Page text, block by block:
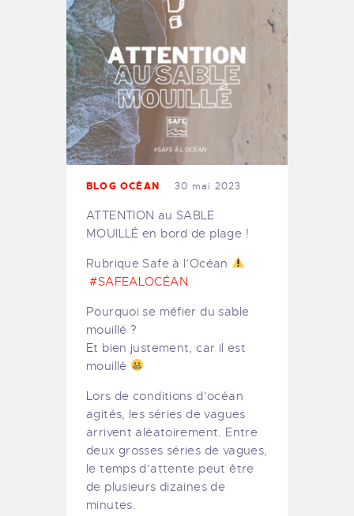
BLOG OCÉAN 30 mai 2023
ATTENTION au SABLE
MOUILLÉ en bord de plage !
Rubrique Safe à l’Océan
#SAFEALOCÉAN
Pourquoi se méfier du sable
mouillé ?
Et bien justement, car il est
mouillé
Lors de conditions d’océan
agités, les séries de vagues
arrivent aléatoirement. Entre
deux grosses séries de vagues,
le temps d’attente peut être
de plusieurs dizaines de
minutes.